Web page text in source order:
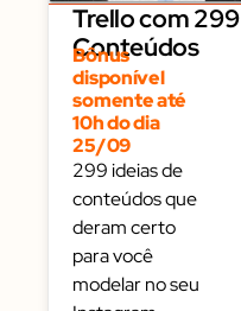
Trello com 299
Conteúdos
Bônus
disponível
somente até
10h do dia
25/09
299 ideias de
conteúdos que
deram certo
para você
modelar no seu